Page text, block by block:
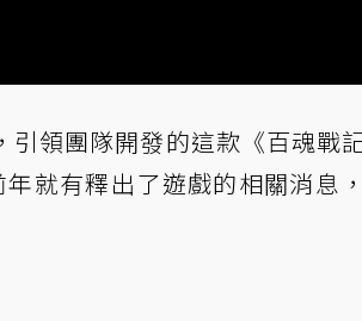
領團隊開發的這款《百魂戰
就有釋出了遊戲的相關消息